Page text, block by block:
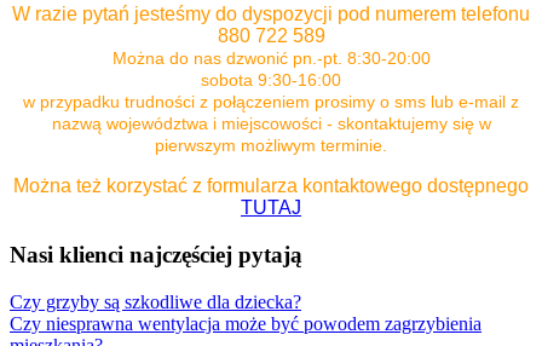
W razie pytań jesteśmy do dyspozycji pod numerem telefonu
880 722 589
Można do nas dzwonić pn.-pt. 8:30-20:00
sobota 9:30-16:00
w przypadku trudności z połączeniem prosimy o sms lub e-mail z
nazwą województwa i miejscowości - skontaktujemy się w
pierwszym możliwym terminie.
Można też korzystać z formularza kontaktowego dostępnego
TUTAJ
Nasi klienci najczęściej pytają
Czy grzyby są szkodliwe dla dziecka?
Czy niesprawna wentylacja może być powodem zagrzybienia